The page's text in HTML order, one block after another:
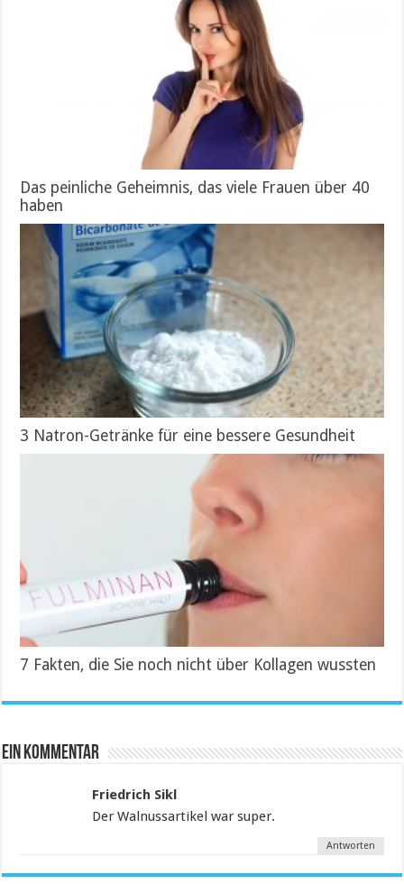
Das peinliche Geheimnis, das viele Frauen über 40
haben
3 Natron-Getränke für eine bessere Gesundheit
7 Fakten, die Sie noch nicht über Kollagen wussten
Ein Kommentar
Friedrich Sikl
Der Walnussartikel war super.
Antworten